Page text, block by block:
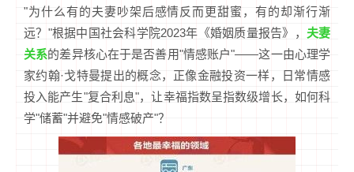
"为什么有的夫妻吵架后感情反而更甜蜜，有的却渐行渐
远？"根据中国社会科学院2023年《婚姻质量报告》， 夫妻
关系的差异核心在于是否善用"情感账户"——这一由心理学
家约翰·戈特曼提出的概念，正像金融投资一样，日常情感
投入能产生"复合利息"，让幸福指数呈指数级增长，如何科
学"储蓄"并避免"情感破产"？